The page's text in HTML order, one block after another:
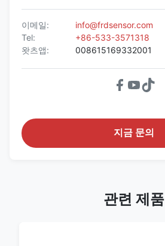
이메일:
info@frdsensor.com
Tel:
+86-533-3571318
왓츠앱:
008615169332001
지금 문의
관련 제품